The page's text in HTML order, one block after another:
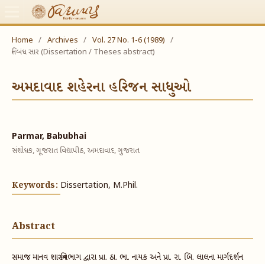
Home / Archives / Vol. 27 No. 1-6 (1989)
/
નિબંધ સાર (Dissertation / Theses abstract)
અમદાવાદ શહેરના હરિજન સાધુઓ
Parmar, Babubhai
સંશોધક, ગૂજરાત વિદ્યાપીઠ, અમદાવાદ, ગુજરાત
Keywords: Dissertation, M.Phil.
Abstract
સમાજ માનવ શાસ્ત્ર વિભાગ દ્વારા પ્રા. ઠા. ભા. નાયક અને પ્રા. રા. બિ. લાલના માર્ગદર્શન